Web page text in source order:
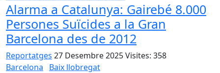
Alarma a Catalunya: Gairebé 8.000
Persones Suïcides a la Gran
Barcelona des de 2012
Reportatges 27 Desembre 2025Visites: 358
Barcelona
Baix llobregat